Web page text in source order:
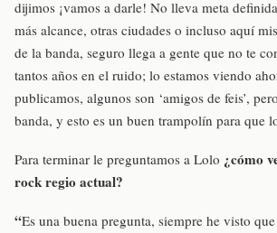
dijimos ¡vamos a darle! No lleva meta
más alcance, otras ciudades o incluso aquí
de la banda, seguro llega a gente que no te
tantos años en el ruido; lo estamos viendo
publicamos, algunos son ‘amigos de feis’,
banda, y esto es un buen trampolín para que
Para terminar le preguntamos a Lolo ¿cómo
rock regio actual?
“Es una buena pregunta, siempre he visto